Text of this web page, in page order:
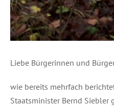
Liebe Bürgerinnen und
wie bereits mehrfach
Staatsminister Bernd